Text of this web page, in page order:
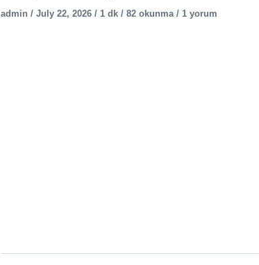
admin / July 22, 2026 / 1 dk / 82 okunma / 1 yorum